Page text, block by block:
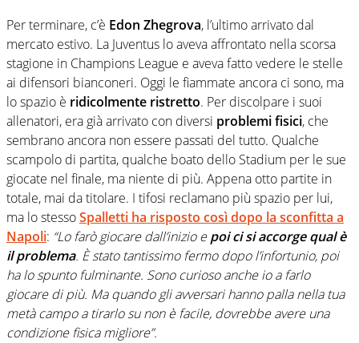
Per terminare, c’è Edon Zhegrova, l’ultimo arrivato dal
mercato estivo. La Juventus lo aveva affrontato nella scorsa
stagione in Champions League e aveva fatto vedere le stelle
ai difensori bianconeri. Oggi le fiammate ancora ci sono, ma
lo spazio è ridicolmente ristretto. Per discolpare i suoi
allenatori, era già arrivato con diversi problemi fisici, che
sembrano ancora non essere passati del tutto. Qualche
scampolo di partita, qualche boato dello Stadium per le sue
giocate nel finale, ma niente di più. Appena otto partite in
totale, mai da titolare. I tifosi reclamano più spazio per lui,
ma lo stessoSpalletti ha risposto così dopo la sconfitta a
Napoli: “Lo farò giocare dall’inizio epoi ci si accorge qual è
il problema. È stato tantissimo fermo dopo l’infortunio, poi
ha lo spunto fulminante. Sono curioso anche io a farlo
giocare di più. Ma quando gli avversari hanno palla nella tua
metà campo a tirarlo su non è facile, dovrebbe avere una
condizione fisica migliore”.